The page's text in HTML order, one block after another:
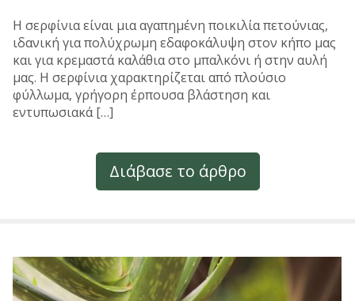
Η σερφίνια είναι μια αγαπημένη ποικιλία πετούνιας,
ιδανική για πολύχρωμη εδαφοκάλυψη στον κήπο μας
και για κρεμαστά καλάθια στο μπαλκόνι ή στην αυλή
μας. Η σερφίνια χαρακτηρίζεται από πλούσιο
φύλλωμα, γρήγορη έρπουσα βλάστηση και
εντυπωσιακά […]
Διάβασε το άρθρο